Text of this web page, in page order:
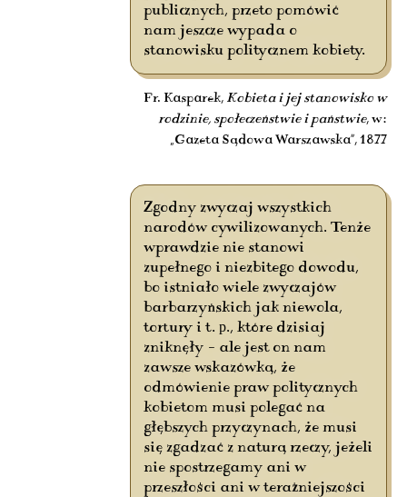
publicznych, przeto pomówić
nam jeszcze wypada o
stanowisku politycznem kobiety.
Fr. Kasparek, Kobieta i jej stanowisko w
rodzinie, społeczeństwie i państwie, w:
„Gazeta Sądowa Warszawska”, 1877
Zgodny zwyczaj wszystkich
narodów cywilizowanych. Tenże
wprawdzie nie stanowi
zupełnego i niezbitego dowodu,
bo istniało wiele zwyczajów
barbarzyńskich jak niewola,
tortury i t. р., które dzisiaj
zniknęły – ale jest on nam
zawsze wskazówką, że
odmówienie praw politycznych
kobietom musi polegać na
głębszych przyczynach, że musi
się zgadzać z naturą rzeczy, jeżeli
nie spostrzegamy ani w
przeszłości ani w teraźniejszości